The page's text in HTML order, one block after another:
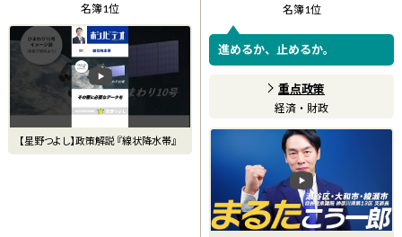
名簿1位
【星野つよし】政策解説 『線状降水帯』
名簿1位
進めるか、止めるか。
重点政策
経済・財政